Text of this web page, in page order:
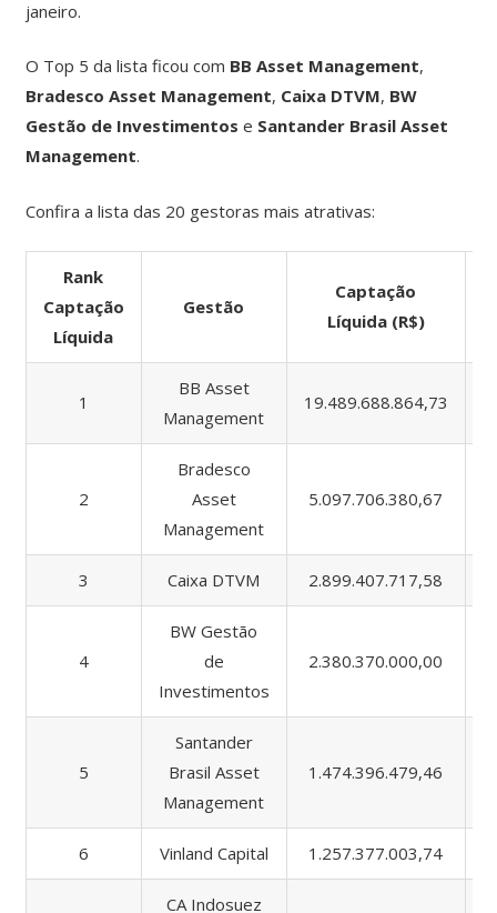
janeiro.
O Top 5 da lista ficou com BB Asset Management,
Bradesco Asset Management, Caixa DTVM, BW
Gestão de Investimentos e Santander Brasil Asset
Management.
Confira a lista das 20 gestoras mais atrativas:
Rank
Captação
Líquida
Gestão
Captação
Líquida (R$)
1
BB Asset
Management
19.489.688.864,73
2
Bradesco
Asset
Management
5.097.706.380,67
3 Caixa DTVM 2.899.407.717,58
4
BW Gestão
de
Investimentos
2.380.370.000,00
5
Santander
Brasil Asset
Management
1.474.396.479,46
6 Vinland Capital 1.257.377.003,74
CA Indosuez